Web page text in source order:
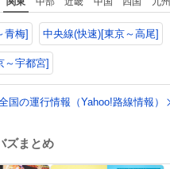
適用
製品
、27
無償で
表し
2」や
対象。
青梅] 中央線(快速)[東京～高尾]
～宇都宮]
国の運行情報（Yahoo!路線情報）
ズまとめ